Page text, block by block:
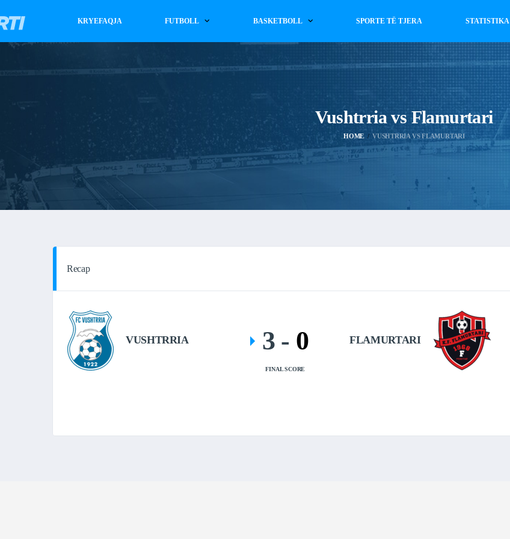
KRYEFAQJA FUTBOLL BASKETBOLL SPORTE TË TJERA STATISTIKA
Vushtrria vs Flamurtari
HOME VUSHTRRIA VS FLAMURTARI
Recap
VUSHTRRIA FLAMURTARI
3 - 0
FINAL SCORE